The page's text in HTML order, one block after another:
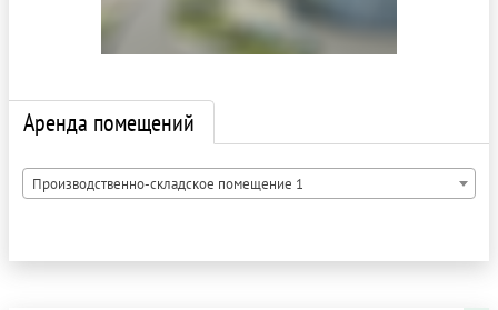
Аренда помещений
Производственно-складское помещение 1